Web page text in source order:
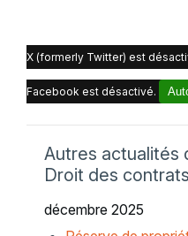
X (formerly Twitter) est
Facebook est désactivé.
Autres actualités
Droit des
décembre 2025